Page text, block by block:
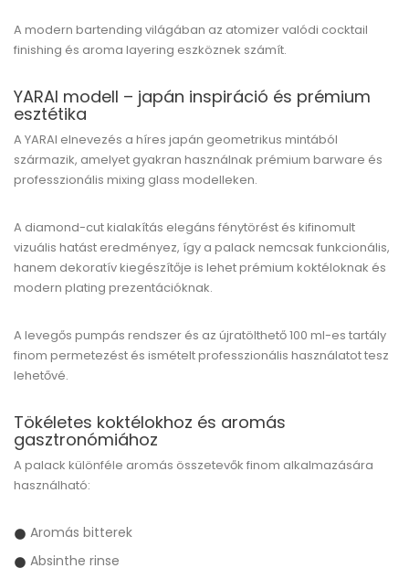
A modern bartending világában az atomizer valódi cocktail
finishing és aroma layering eszköznek számít.
YARAI modell – japán inspiráció és prémium
esztétika
A YARAI elnevezés a híres japán geometrikus mintából
származik, amelyet gyakran használnak prémium barware és
professzionális mixing glass modelleken.
A diamond-cut kialakítás elegáns fénytörést és kifinomult
vizuális hatást eredményez, így a palack nemcsak funkcionális,
hanem dekoratív kiegészítője is lehet prémium koktéloknak és
modern plating prezentációknak.
A levegős pumpás rendszer és az újratölthető 100 ml-es tartály
finom permetezést és ismételt professzionális használatot tesz
lehetővé.
Tökéletes koktélokhoz és aromás
gasztronómiához
A palack különféle aromás összetevők finom alkalmazására
használható:
Aromás bitterek
Absinthe rinse